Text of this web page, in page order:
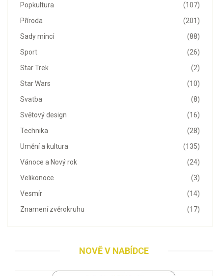
(107)
Popkultura
(201)
Příroda
(88)
Sady mincí
(26)
Sport
(2)
Star Trek
(10)
Star Wars
(8)
Svatba
(16)
Světový design
(28)
Technika
(135)
Umění a kultura
(24)
Vánoce a Nový rok
(3)
Velikonoce
(14)
Vesmír
(17)
Znamení zvěrokruhu
NOVĚ V NABÍDCE